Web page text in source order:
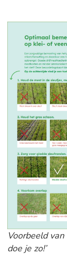
Voorbeeld
doe je zo!’